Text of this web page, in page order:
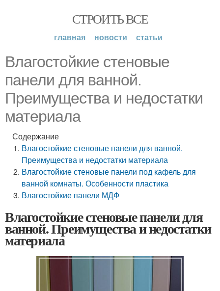
СТРОИТЬ ВСЕ
главная новости статьи
Влагостойкие стеновые
панели для ванной.
Преимущества и недостатки
материала
Содержание
Влагостойкие стеновые панели для ванной.
Преимущества и недостатки материала
Влагостойкие стеновые панели под кафель для
ванной комнаты. Особенности пластика
Влагостойкие панели МДФ
Влагостойкие стеновые панели для
ванной. Преимущества и недостатки
материала